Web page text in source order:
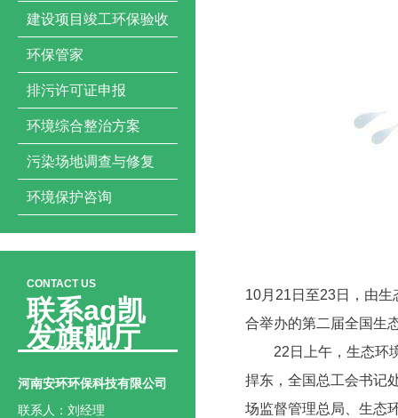
建设项目竣工环保验收
环保管家
排污许可证申报
环境综合整治方案
污染场地调查与修复
环境保护咨询
CONTACT US
联系ag凯
发旗舰厅
河南安环环保科技有限公司
联系人：刘经理
10月21日至23日，由
合举办的第二届全国生
22日上午，生态环境
捍东，全国总工会书记
场监督管理总局、生态